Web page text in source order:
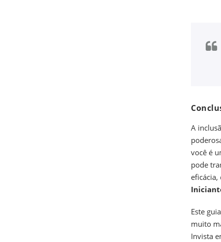
A
você é
pode
eficácia,
Este
muito
Invista